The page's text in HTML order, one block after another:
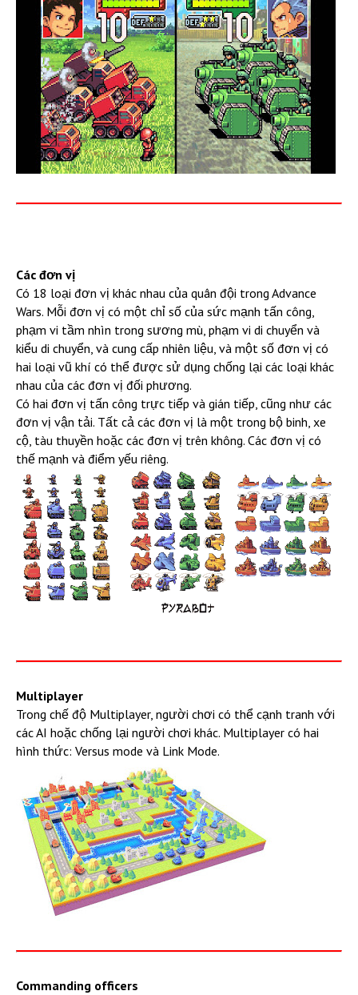
Các đơn vị
Có 18 loại đơn vị khác nhau của quân đội trong Advance
Wars. Mỗi đơn vị có một chỉ số của sức mạnh tấn công,
phạm vi tầm nhìn trong sương mù, phạm vi di chuyển và
kiểu di chuyển, và cung cấp nhiên liệu, và một số đơn vị có
hai loại vũ khí có thể được sử dụng chống lại các loại khác
nhau của các đơn vị đối phương.
Có hai đơn vị tấn công trực tiếp và gián tiếp, cũng như các
đơn vị vận tải. Tất cả các đơn vị là một trong bộ binh, xe
cộ, tàu thuyền hoặc các đơn vị trên không. Các đơn vị có
thế mạnh và điểm yếu riêng.
Multiplayer
Trong chế độ Multiplayer, người chơi có thể cạnh tranh với
các AI hoặc chống lại người chơi khác. Multiplayer có hai
hình thức: Versus mode và Link Mode.
Commanding officers